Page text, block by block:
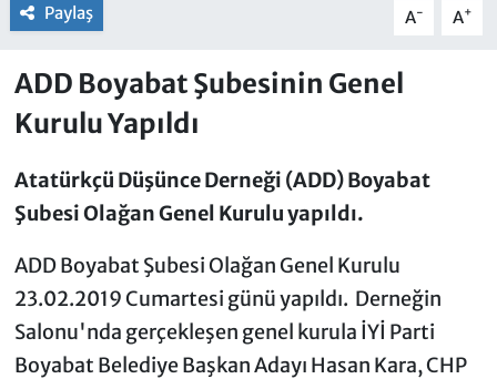
Paylaş A- A+
ADD Boyabat Şubesinin Genel
Kurulu Yapıldı
Atatürkçü Düşünce Derneği (ADD) Boyabat
Şubesi Olağan Genel Kurulu yapıldı.
ADD Boyabat Şubesi Olağan Genel Kurulu
23.02.2019 Cumartesi günü yapıldı. Derneğin
Salonu'nda gerçekleşen genel kurula İYİ Parti
Boyabat Belediye Başkan Adayı Hasan Kara, CHP